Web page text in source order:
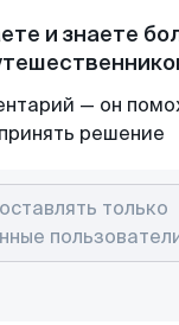
и знаете
— он
решение